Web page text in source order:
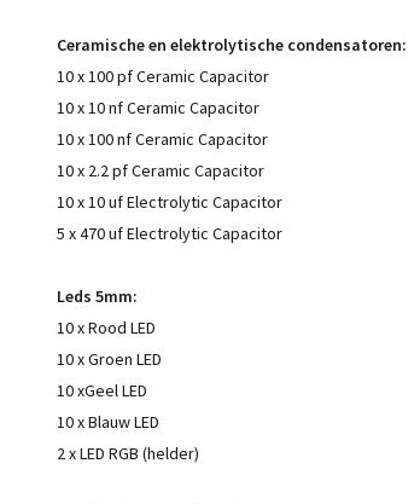
Ceramische en elektrolytische condensatoren:
10 x 100 pf Ceramic Capacitor
10 x 10 nf Ceramic Capacitor
10 x 100 nf Ceramic Capacitor
10 x 2.2 pf Ceramic Capacitor
10 x 10 uf Electrolytic Capacitor
5 x 470 uf Electrolytic Capacitor
Leds 5mm:
10 x Rood LED
10 x Groen LED
10 xGeel LED
10 x Blauw LED
2 x LED RGB (helder)